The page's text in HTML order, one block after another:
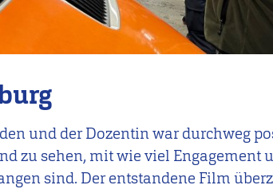
und der Dozentin war durchweg
zu sehen, mit wie viel Engagement
sind. Der entstandene Film